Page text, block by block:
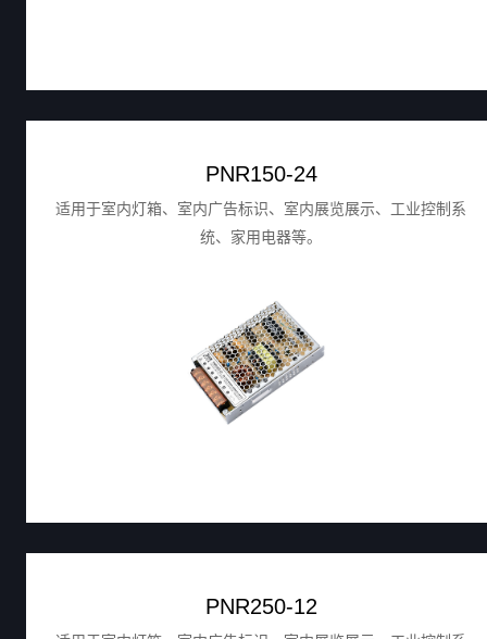
PNR150-24
适用于室内灯箱、室内广告标识、室内展览展示、工业控制系
统、家用电器等。
PNR250-12